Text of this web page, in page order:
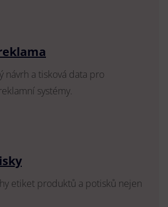
návrh a tisková data pro
systémy.
etiket produktů a potisků nejen